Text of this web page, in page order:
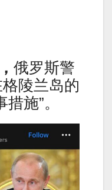
俄罗斯警
陵兰岛的
施”。